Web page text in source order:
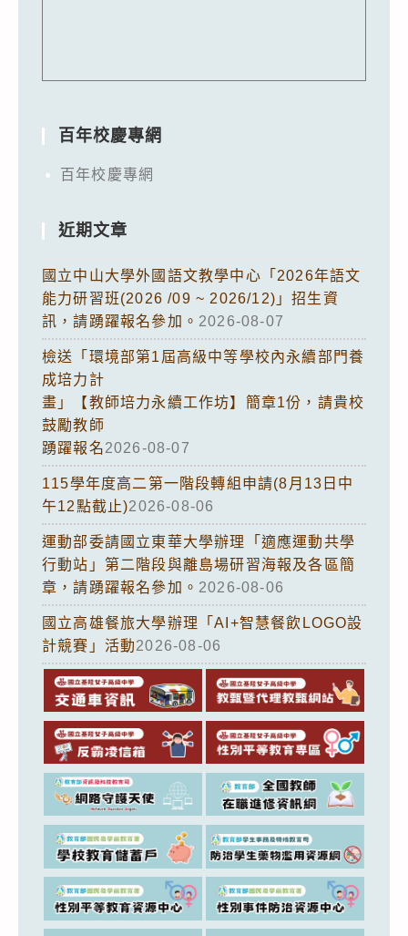
百年校慶專網
百年校慶專網
近期文章
國立中山大學外國語文教學中心「2026年語文
能力研習班(2026 /09 ~ 2026/12)」招生資
訊，請踴躍報名參加。 2026-08-07
檢送「環境部第1屆高級中等學校內永續部門養
成培力計
畫」【教師培力永續工作坊】簡章1份，請貴校
鼓勵教師
踴躍報名2026-08-07
115學年度高二第一階段轉組申請(8月13日中
午12點截止)2026-08-06
運動部委請國立東華大學辦理「適應運動共學
行動站」第二階段與離島場研習海報及各區簡
章，請踴躍報名參加。 2026-08-06
國立高雄餐旅大學辦理「AI+智慧餐飲LOGO設
計競賽」活動2026-08-06